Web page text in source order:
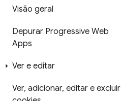
Visão geral
Depurar Progressive Web
Apps
Ver e editar
Ver, adicionar, editar e excluir